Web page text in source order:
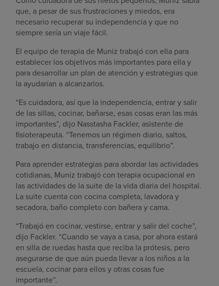
que, a pesar de sus frustraciones y miedos, era
necesario recuperar su independencia y que no
siempre sería un viaje fácil.
El equipo de terapia de Muniz trabajó con ella para
establecer los objetivos más importantes para ella y
para desarrollar un plan de atención y estrategias que
la ayudarían a alcanzarlos.
“Es cuidadora, así que la independencia, entrar y salir
de las sillas, cocinar, bañarse, esas cosas eran las más
importantes”, dijo Nasstasha Fackler, asistente de
fisioterapeuta. “Tenemos un régimen diario, saltos,
trabajo en distancia, transferencias, equilibrio”.
Para aprender estrategias para abordar las actividades
cotidianas, Muniz trabajó con terapia ocupacional en
las actividades de la suite de la vida diaria del hospital.
La suite cuenta con cocina completa, lavadora y
secadora, baño completo con bañera y cama.
“Trabajó en cocinar, vestirse, entrar y salir del coche”,
dijo Fackler. “Cuando se vaya a casa, por ahora estará
en silla de ruedas hasta que reciba la prótesis, pero
asegurarse de que aún pueda llevar a los niños a la
escuela, cocinar para ellos y otras cosas fue
importante”.